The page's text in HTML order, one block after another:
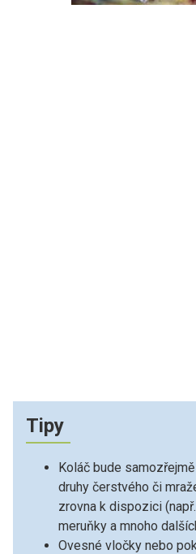
Tipy
Koláč bude
druhy čerstvého či
zrovna k dispozici
meruňky a mnoho
Ovesné vločky nebo